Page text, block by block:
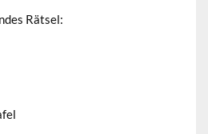
Rätsel: